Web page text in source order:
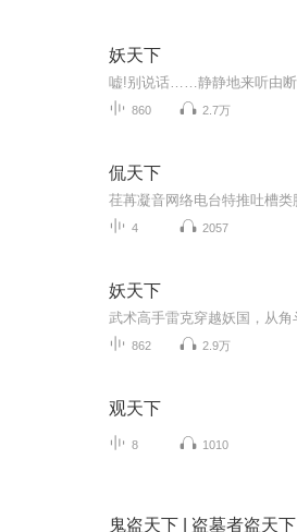
妖天下
860 2.7万
侃天下
4 2057
妖天下
862 2.9万
观天下
8 1010
鬼盗天下 | 盗墓者盗天下